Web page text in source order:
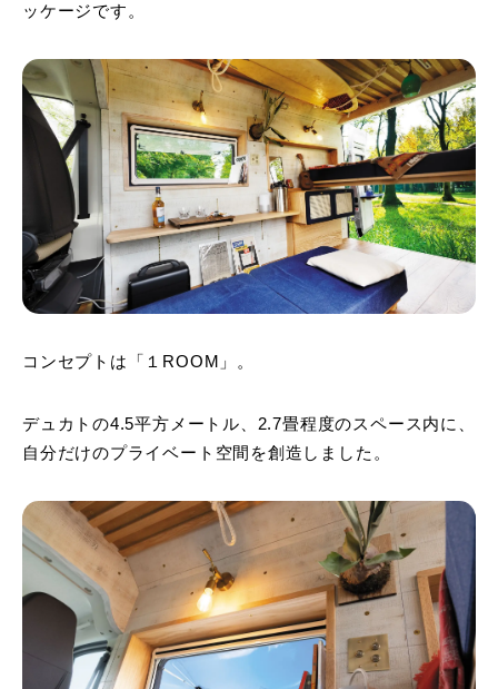
ッケージです。
コンセプトは「１ROOM」。
デュカトの4.5平方メートル、2.7畳程度のスペース内に、
自分だけのプライベート空間を創造しました。